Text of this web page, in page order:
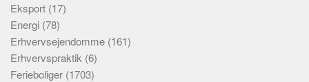
Eksport (17)
Energi (78)
Erhvervsejendomme (161)
Erhvervspraktik (6)
Ferieboliger (1703)